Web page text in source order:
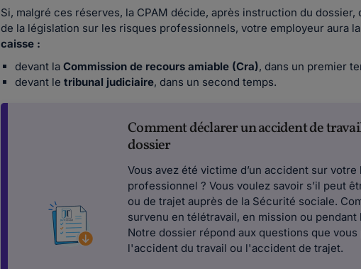
Si, malgré ces réserves, la CPAM décide, après instruction du
de la législation sur les risques professionnels, votre employeur aura la
caisse :
devant laCommission de recours amiable (Cra), dans un premier
devant letribunal judiciaire, dans un second temps.
Comment déclarer un accident de
dossier
Vous avez été victime d’un accident sur
professionnel ? Vous voulez savoir s’il peut
ou de trajet auprès de la Sécurité sociale.
survenu en télétravail, en mission ou
Notre dossier répond aux questions que
l'accident du travail ou l'accident de trajet.